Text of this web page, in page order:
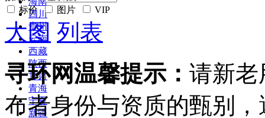
四川
贵州
云南
西藏
陕西
甘肃
青海
宁夏
新疆
标价
图片 VIP
大图 列表
寻环网温馨提示： 请新老
布者身份与资质的甄别